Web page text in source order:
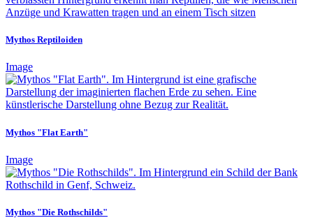
Mythos Reptiloiden
Image
Mythos "Flat Earth"
Image
Mythos "Die Rothschilds"